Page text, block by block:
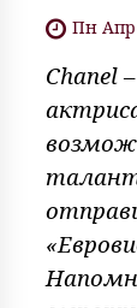
Пн Апр
Chanel